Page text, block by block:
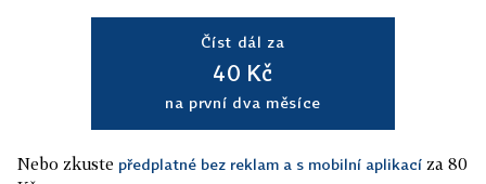
Číst dál za
40 Kč
na první dva měsíce
Nebo zkuste předplatné bez reklam a s mobilní aplikací za 80